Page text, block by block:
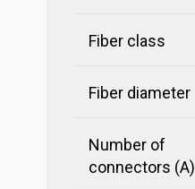
Fiber class
Fiber diameter
Number of
connectors (A)